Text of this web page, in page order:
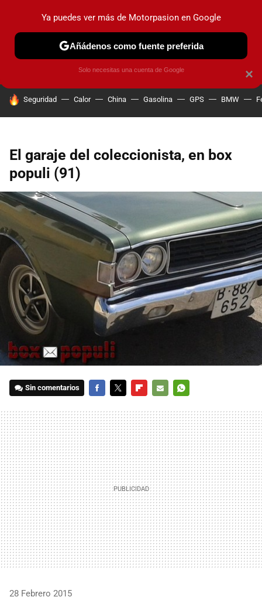
PRUEBAS COCHES ELÉCTRICOS OBSERVATORIO
HOY SE HABLA DE
Seguridad Calor China Gasolina GPS BMW
El garaje del coleccionista, en box
populi (91)
Sin comentarios
MAIL
28 Febrero 2015
×
Ya puedes ver más de Motorpasion en Google
Añádenos como fuente preferida
Solo necesitas una cuenta de Google